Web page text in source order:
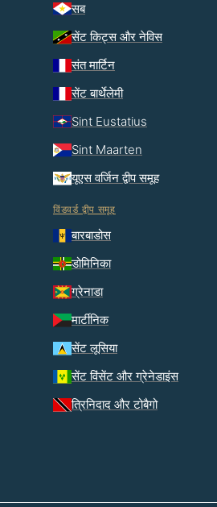
सब
सेंट किट्स और नेविस
संत मार्टिन
सेंट बार्थेलेमी
Sint Eustatius
Sint Maarten
यूएस वर्जिन द्वीप समूह
विंडवर्ड द्वीप समूह
बारबाडोस
डोमिनिका
ग्रेनाडा
मार्टीनिक
सेंट लूसिया
सेंट विंसेंट और ग्रेनेडाइंस
त्रिनिदाद और टोबैगो